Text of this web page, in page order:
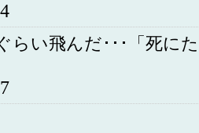
らい飛んだ･･･「死に